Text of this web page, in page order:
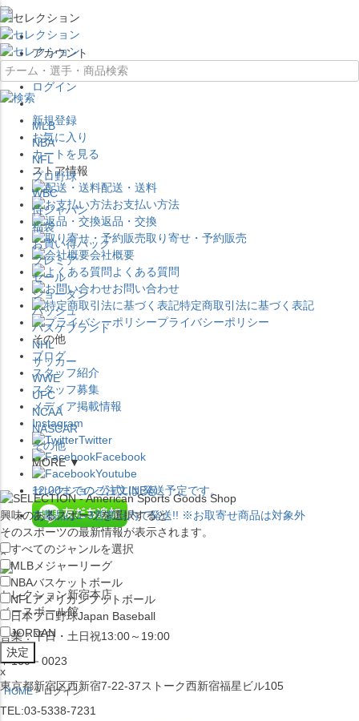
×
アカウント
ログイン
新規登録
お気に入り
カートを見る
ストア情報
配送・送料
お支払い方法
返品・交換
取り寄せ・予約販売
会社概要
よくある質問
お問い合わせ
特定商取引法に基づく表記
プライバシーポリシー
その他
ブログ
スタッフ紹介
スタッフ募集
メディア掲載情報
Instagram
Twitter
Facebook
Youtube
セレクション公式LINE@
×
セレクション新宿本店
ベースボール館
営業：平日・土日祝13:00～19:00
〒160－0023
東京都新宿区西新宿7-22-37ストーク西新宿福星ビル105
TEL:03-5338-7231
MLB
NBA
NFL
プロ野球
WBC
侍ジャパン
福袋
お買い得パック
プレミア
セール
ジョーダン
バッシュ
バスケブランド
NHL
サッカー
WWE
UFC
NCAA
NASCAR
その他
MORE ▼
12:00までのご注文は発送予定です。
在庫品は1-3営業日内で発送!! ※お取寄せ商品は対象外
興味のあるスポーツを選択すると
そのスポーツの最新情報が表示されます。
すべてのジャンルを選択
MLB メジャーリーグ
NBAバスケットボール
NFLアメリカンフットボール
日本プロ野球Japan Baseball
JORDAN
x
HOME ログイン